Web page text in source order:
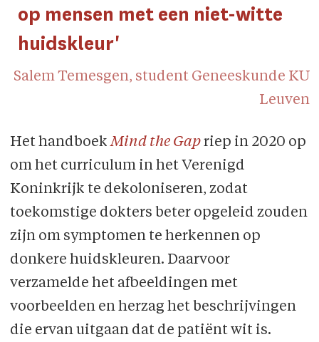
op mensen met een niet-witte
huidskleur'
Salem Temesgen, student Geneeskunde KU
Leuven
Het handboekMind the Gapriep in 2020 op
om het curriculum in het Verenigd
Koninkrijk te dekoloniseren, zodat
toekomstige dokters beter opgeleid zouden
zijn om symptomen te herkennen op
donkere huidskleuren. Daarvoor
verzamelde het afbeeldingen met
voorbeelden en herzag het beschrijvingen
die ervan uitgaan dat de patiënt wit is.